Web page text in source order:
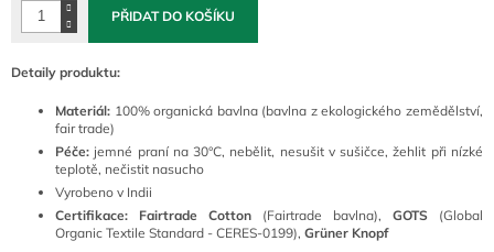
PŘIDAT DO KOŠÍKU
Detaily produktu:
Materiál: 100% organická bavlna (bavlna z ekologického zemědělství,
fair trade)
Péče: jemné praní na 30°C, nebělit, nesušit v sušičce, žehlit při nízké
teplotě, nečistit nasucho
Vyrobeno v Indii
Certifikace: Fairtrade Cotton (Fairtrade bavlna), GOTS
(Global
Organic Textile Standard - CERES-0199), Grüner Knopf